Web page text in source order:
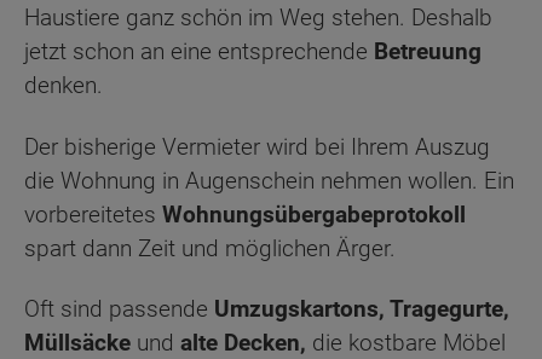
Haustiere ganz schön im Weg stehen. Deshalb
jetzt schon an eine entsprechende Betreuung
denken.
Der bisherige Vermieter wird bei Ihrem Auszug
die Wohnung in Augenschein nehmen wollen. Ein
vorbereitetes Wohnungsübergabeprotokoll
spart dann Zeit und möglichen Ärger.
Oft sind passende Umzugskartons, Tragegurte,
Müllsäcke und alte Decken, die kostbare Möbel